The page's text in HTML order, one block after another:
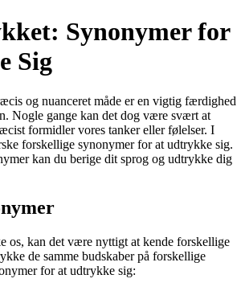
Synonymer for
Sig
og nuanceret måde er en vigtig færdighed
Nogle gange kan det dog være svært at
formidler vores tanker eller følelser. I
forskellige synonymer for at udtrykke sig.
kan du berige dit sprog og udtrykke dig
os, kan det være nyttigt at kende forskellige
de samme budskaber på forskellige
for at udtrykke sig: